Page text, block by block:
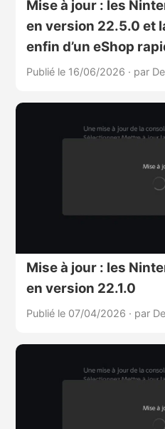
Mise à jour : les
en version 22.5.0 et
enfin d’un eShop
Publié le 16/06/2026 · par
Mise à jour : les
en version 22.1.0
Publié le 07/04/2026 · par